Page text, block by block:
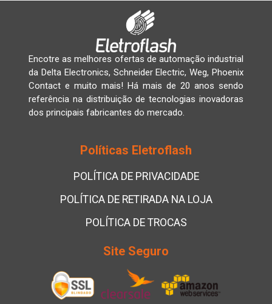
Encotre as melhores ofertas de automação industrial
da Delta Electronics, Schneider Electric, Weg, Phoenix
Contact e muito mais! Há mais de 20 anos sendo
referência na distribuição de tecnologias inovadoras
dos principais fabricantes do mercado.
Políticas Eletroflash
POLÍTICA DE PRIVACIDADE
POLÍTICA DE RETIRADA NA LOJA
POLÍTICA DE TROCAS
Site Seguro